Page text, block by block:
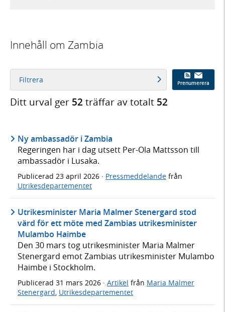
Innehåll om Zambia
Filtrera Prenumerera
Ditt urval ger 52 träffar av totalt 52
Ny ambassadör i Zambia
Regeringen har i dag utsett Per-Ola Mattsson till
ambassadör i Lusaka.
Publicerad 23 april 2026 · Pressmeddelande från
Utrikesdepartementet
Utrikesminister Maria Malmer Stenergard stod
värd för ett möte med Zambias utrikesminister
Mulambo Haimbe
Den 30 mars tog utrikesminister Maria Malmer
Stenergard emot Zambias utrikesminister Mulambo
Haimbe i Stockholm.
Publicerad 31 mars 2026 · Artikel från Maria Malmer
Stenergard, Utrikesdepartementet